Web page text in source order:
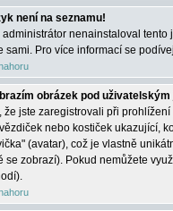
není na seznamu!
administrátor nenainstaloval
sami. Pro více informací se
obrázek pod uživatelským
že jste zaregistrovali při
nebo kostiček ukazující,
(avatar), což je vlastně
se zobrazí). Pokud nemůžete